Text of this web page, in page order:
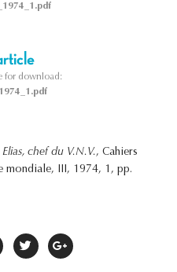
for download:
Elias, chef du V.N.V., Cahiers
mondiale, III, 1974, 1, pp.